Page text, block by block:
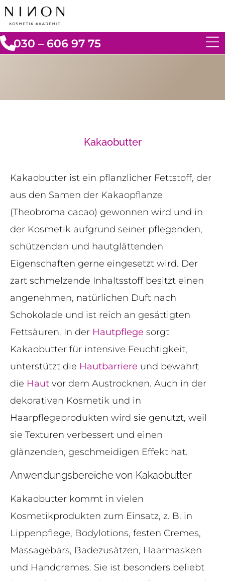
030 – 606 97 75
Kakaobutter
Kakaobutter ist ein pflanzlicher Fettstoff, der
aus den Samen der Kakaopflanze
(Theobroma cacao) gewonnen wird und in
der Kosmetik aufgrund seiner pflegenden,
schützenden und hautglättenden
Eigenschaften gerne eingesetzt wird. Der
zart schmelzende Inhaltsstoff besitzt einen
angenehmen, natürlichen Duft nach
Schokolade und ist reich an gesättigten
Fettsäuren. In der Hautpflege sorgt
Kakaobutter für intensive Feuchtigkeit,
unterstützt die Hautbarriere und bewahrt
die Haut vor dem Austrocknen. Auch in der
dekorativen Kosmetik und in
Haarpflegeprodukten wird sie genutzt, weil
sie Texturen verbessert und einen
glänzenden, geschmeidigen Effekt hat.
Anwendungsbereiche von Kakaobutter
Kakaobutter kommt in vielen
Kosmetikprodukten zum Einsatz, z. B. in
Lippenpflege, Bodylotions, festen Cremes,
Massagebars, Badezusätzen, Haarmasken
und Handcremes. Sie ist besonders beliebt